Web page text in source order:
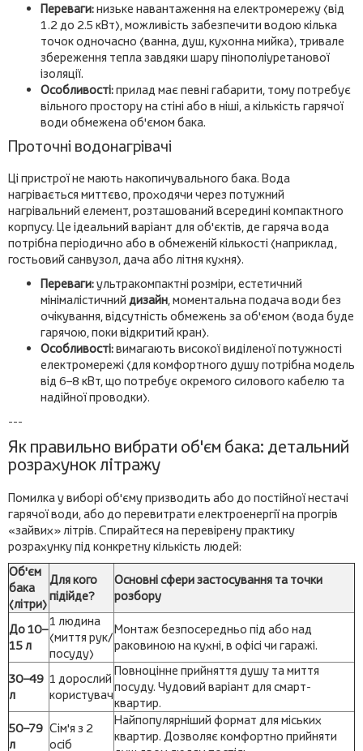
Переваги:низьке навантаження на електромережу (від
1.2 до 2.5 кВт), можливість забезпечити водою кілька
точок одночасно (ванна, душ, кухонна мийка), тривале
збереження тепла завдяки шару пінополіуретанової
ізоляції.
Особливості:прилад має певні габарити, тому потребує
вільного простору на стіні або в ніші, а кількість гарячої
води обмежена об'ємом бака.
Проточні водонагрівачі
Ці пристрої не мають накопичувального бака. Вода
нагрівається миттєво, проходячи через потужний
нагрівальний елемент, розташований всередині компактного
корпусу. Це ідеальний варіант для об'єктів, де гаряча вода
потрібна періодично або в обмеженій кількості (наприклад,
гостьовий санвузол, дача або літня кухня).
Переваги:ультракомпактні розміри, естетичний
мінімалістичний дизайн, моментальна подача води без
очікування, відсутність обмежень за об'ємом (вода буде
гарячою, поки відкритий кран).
Особливості:вимагають високої виділеної потужності
електромережі (для комфортного душу потрібна модель
від 6–8 кВт, що потребує окремого силового кабелю та
надійної проводки).
---
Як правильно вибрати об'єм бака: детальний
розрахунок літражу
Помилка у виборі об'єму призводить або до постійної нестачі
гарячої води, або до перевитрати електроенергії на прогрів
«зайвих» літрів. Спирайтеся на перевірену практику
розрахунку під конкретну кількість людей:
Об'єм
бака
(літри)
Для кого
підійде?
Основні сфери застосування та точки
розбору
До 10–
15 л
1 людина
(миття рук/
посуду)
Монтаж безпосередньо під або над
раковиною на кухні, в офісі чи гаражі.
30–49
л
1 дорослий
користувач
Повноцінне прийняття душу та миття
посуду. Чудовий варіант для смарт-
квартир.
50–79
л
Сім'я з 2
осіб
Найпопулярніший формат для міських
квартир. Дозволяє комфортно прийняти